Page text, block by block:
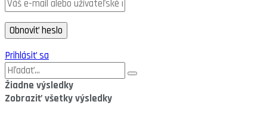
Prihlásiť sa
Žiadne výsledky
Zobraziť všetky výsledky